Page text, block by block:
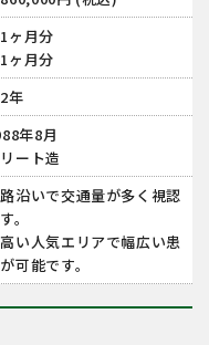
ヶ月分
ヶ月分
年
年8月
ート造
沿いで交通量が多く視認
。
い人気エリアで幅広い患
可能です。